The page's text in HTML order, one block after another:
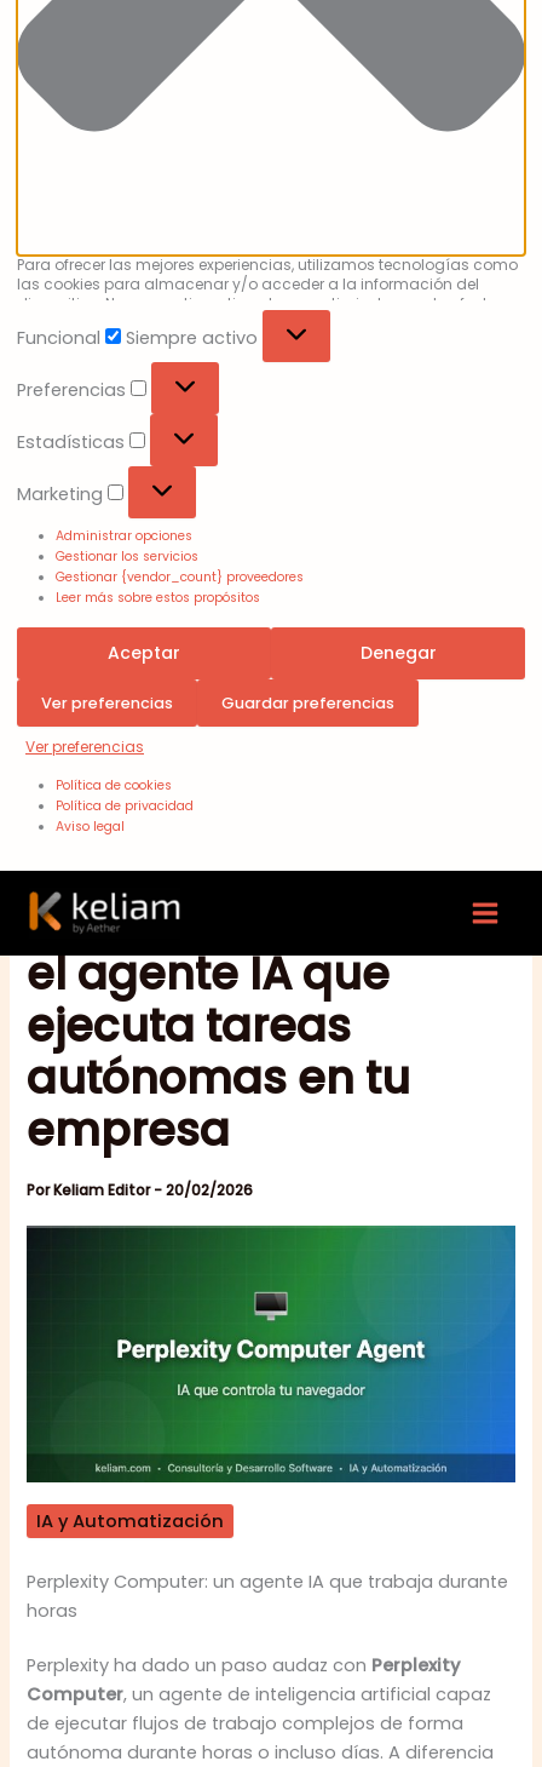
Para ofrecer las mejores experiencias, utilizamos tecnologías como
las cookies para almacenar y/o acceder a la información del
dispositivo. No consentir o retirar el consentimiento, puede afectar
Funcional Siempre activo
Preferencias
Estadísticas
Marketing
Administrar opciones
Gestionar los servicios
Gestionar {vendor_count} proveedores
Leer más sobre estos propósitos
Aceptar Denegar
Ver preferencias Guardar preferencias
Ver preferencias
Política de cookies
Política de privacidad
Aviso legal
Perplexity Computer:
el agente IA que
ejecuta tareas
autónomas en tu
empresa
PorKeliam Editor-20/02/2026
IA y Automatización
Perplexity Computer: un agente IA que trabaja durante
horas
Perplexity ha dado un paso audaz con Perplexity
Computer, un agente de inteligencia artificial capaz
de ejecutar flujos de trabajo complejos de forma
autónoma durante horas o incluso días. A diferencia